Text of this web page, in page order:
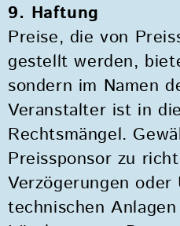
9. Haftung
Preise, die von
gestellt werden,
sondern im Namen
Veranstalter ist in
Rechtsmängel.
Preissponsor zu
Verzögerungen
technischen